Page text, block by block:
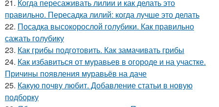
21. Когда пересаживать лилии и как делать это
правильно. Пересадка лилий: когда лучше это делать
22. Посадка высокорослой голубики. Как правильно
сажать голубику
23. Как грибы подготовить. Как замачивать грибы
24. Как избавиться от муравьев в огороде и на участке.
Причины появления муравьёв на даче
25. Какую почву любит. Добавление статьи в новую
подборку